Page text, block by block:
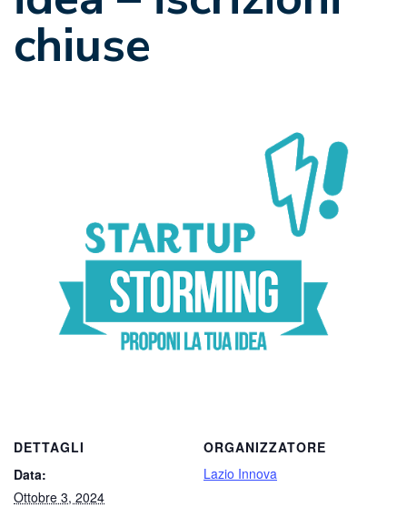
chiuse
DETTAGLI
Data:
Ottobre 3, 2024
ORGANIZZATORE
Lazio Innova